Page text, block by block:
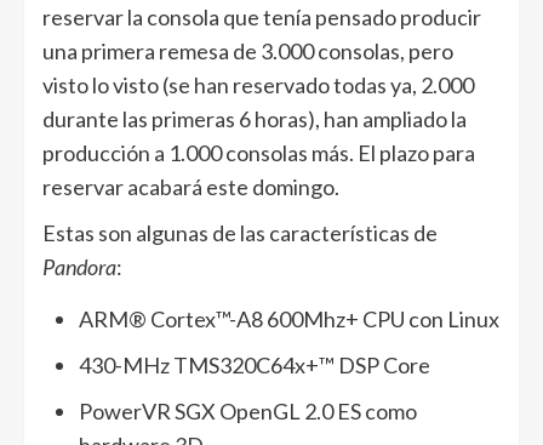
reservar la consola que tenía pensado producir
una primera remesa de 3.000 consolas, pero
visto lo visto (se han reservado todas ya, 2.000
durante las primeras 6 horas), han ampliado la
producción a 1.000 consolas más. El plazo para
reservar acabará este domingo.
Estas son algunas de las características de
Pandora:
ARM® Cortex™-A8 600Mhz+ CPU con Linux
430-MHz TMS320C64x+™ DSP Core
PowerVR SGX OpenGL 2.0 ES como